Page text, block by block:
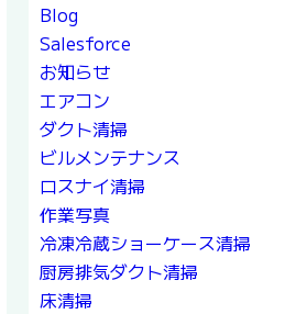
Blog
Salesforce
お知らせ
エアコン
ダクト清掃
ビルメンテナンス
ロスナイ清掃
作業写真
冷凍冷蔵ショーケース清掃
厨房排気ダクト清掃
床清掃